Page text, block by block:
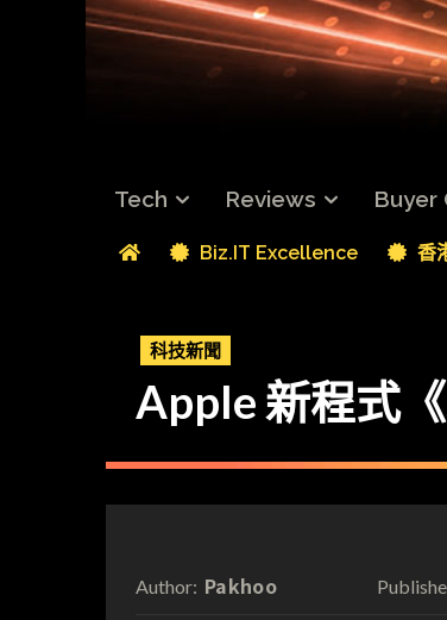
Tech Reviews Buyer
Biz.IT Excellence 香
科技新聞
Apple 新程式
Author: Pakhoo